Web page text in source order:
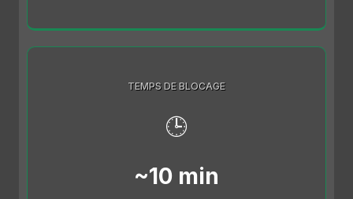
TEMPS DE BLOCAGE
🕒
~10 min